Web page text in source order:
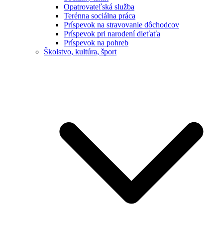
Opatrovateľská služba
Terénna sociálna práca
Príspevok na stravovanie dôchodcov
Príspevok pri narodení dieťaťa
Príspevok na pohreb
Školstvo, kultúra, šport